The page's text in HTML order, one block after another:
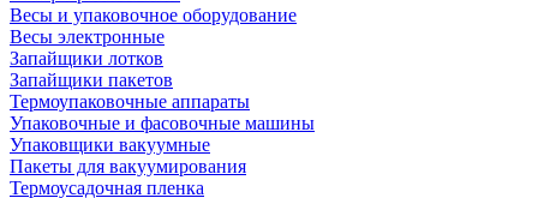
Весы и упаковочное оборудование
Весы электронные
Запайщики лотков
Запайщики пакетов
Термоупаковочные аппараты
Упаковочные и фасовочные машины
Упаковщики вакуумные
Пакеты для вакуумирования
Термоусадочная пленка